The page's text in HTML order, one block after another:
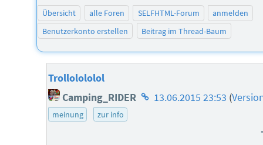
Übersicht alle Foren SELFHTML-Forum
anmelden
Benutzerkonto erstellen
Beitrag im Thread-Baum
Trollolololol
Camping_RIDER Homepage
13.06.2015 23:53 (
meinung zur info